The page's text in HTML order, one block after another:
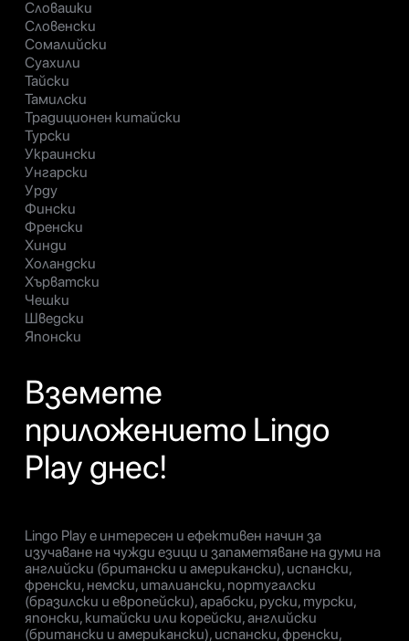
Словашки
Словенски
Сомалийски
Суахили
Тайски
Тамилски
Традиционен китайски
Турски
Украински
Унгарски
Урду
Фински
Френски
Хинди
Холандски
Хърватски
Чешки
Шведски
Японски
Вземете
приложението Lingo
Play днес!
Lingo Play е интересен и ефективен начин за
изучаване на чужди езици и запаметяване на думи на
английски (британски и американски), испански,
френски, немски, италиански, португалски
(бразилски и европейски), арабски, руски, турски,
японски, китайски или корейски, английски
(британски и американски), испански, френски,